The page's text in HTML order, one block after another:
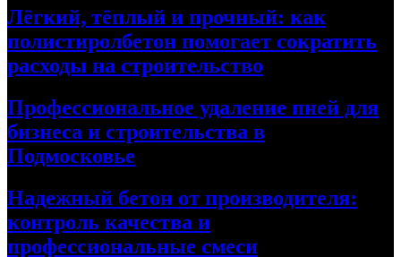
Лёгкий, тёплый и прочный: как
полистиролбетон помогает сократить
расходы на строительство
Профессиональное удаление пней для
бизнеса и строительства в
Подмосковье
Надежный бетон от производителя:
контроль качества и
профессиональные смеси